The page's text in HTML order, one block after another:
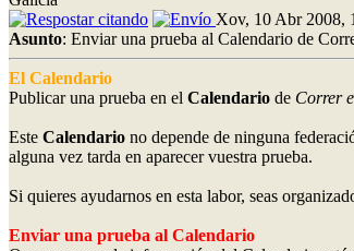
Xov, 10 Abr 2008,
Asunto: Enviar una prueba al Calendario de
El Calendario
Publicar una prueba en el Calendario de Correr
Este Calendario no depende de ninguna
alguna vez tarda en aparecer vuestra prueba.
Si quieres ayudarnos en esta labor, seas
Enviar una prueba al Calendario